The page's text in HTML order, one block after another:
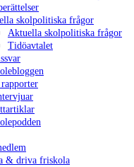
skolpolitiska frågor
Aktuella skolpolitiska frågor
Tidöavtalet
& driva friskola